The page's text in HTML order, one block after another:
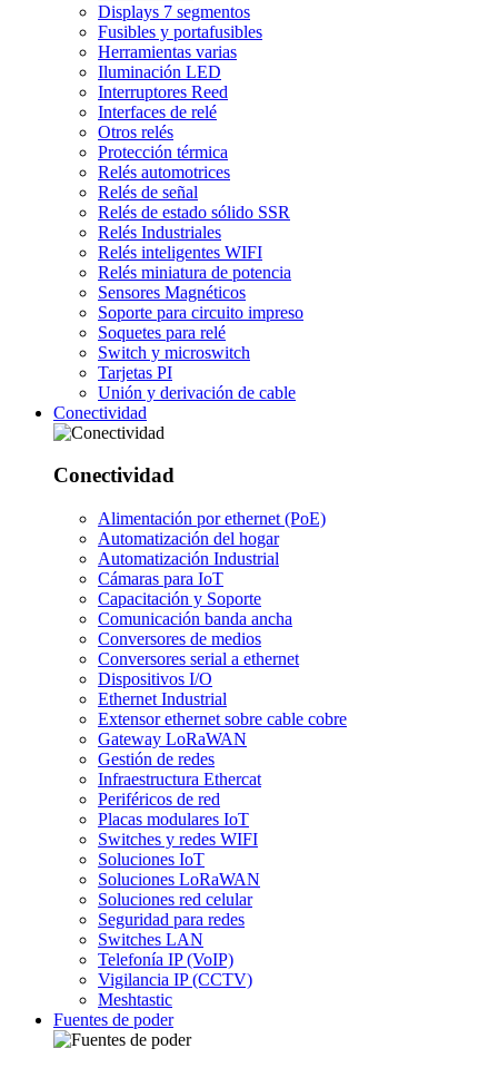
Displays 7 segmentos
Fusibles y portafusibles
Herramientas varias
Iluminación LED
Interruptores Reed
Interfaces de relé
Otros relés
Protección térmica
Relés automotrices
Relés de señal
Relés de estado sólido SSR
Relés Industriales
Relés inteligentes WIFI
Relés miniatura de potencia
Sensores Magnéticos
Soporte para circuito impreso
Soquetes para relé
Switch y microswitch
Tarjetas PI
Unión y derivación de cable
Conectividad
Conectividad
Alimentación por ethernet (PoE)
Automatización del hogar
Automatización Industrial
Cámaras para IoT
Capacitación y Soporte
Comunicación banda ancha
Conversores de medios
Conversores serial a ethernet
Dispositivos I/O
Ethernet Industrial
Extensor ethernet sobre cable cobre
Gateway LoRaWAN
Gestión de redes
Infraestructura Ethercat
Periféricos de red
Placas modulares IoT
Switches y redes WIFI
Soluciones IoT
Soluciones LoRaWAN
Soluciones red celular
Seguridad para redes
Switches LAN
Telefonía IP (VoIP)
Vigilancia IP (CCTV)
Meshtastic
Fuentes de poder